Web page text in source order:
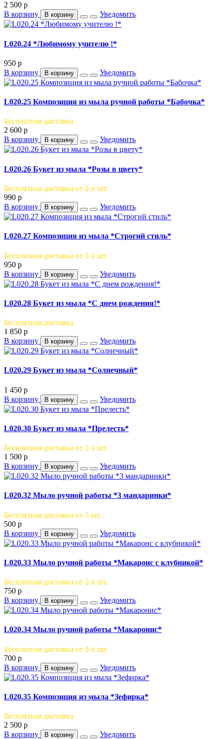
2 500 p
В корзину
В корзину Уведомить
L020.24 *Любимому учителю !*
950 p
В корзину
В корзину Уведомить
L020.25 Композиция из мыла ручной работы *Бабочка*
Бесплатная доставка
2 600 p
В корзину
В корзину Уведомить
L020.26 Букет из мыла *Розы в цвету*
Бесплатная доставка от 2-х шт.
990 p
В корзину
В корзину Уведомить
L020.27 Композиция из мыла *Строгий стиль*
Бесплатная доставка от 2-х шт.
950 p
В корзину
В корзину Уведомить
L020.28 Букет из мыла *С днем рождения!*
Бесплатная доставка
1 850 p
В корзину
В корзину Уведомить
L020.29 Букет из мыла *Солнечный*
1 450 p
В корзину
В корзину Уведомить
L020.30 Букет из мыла *Прелесть*
Бесплатная доставка от 2-х шт.
1 500 p
В корзину
В корзину Уведомить
L020.32 Мыло ручной работы *3 мандаринки*
Бесплатная доставка от 3 шт.
500 p
В корзину
В корзину Уведомить
L020.33 Мыло ручной работы *Макаронс с клубникой*
Бесплатная доставка от 2-х шт.
750 p
В корзину
В корзину Уведомить
L020.34 Мыло ручной работы *Макаронис*
Бесплатная доставка от 3-х шт.
700 p
В корзину
В корзину Уведомить
L020.35 Композиция из мыла *Зефирка*
Бесплатная доставка
2 500 p
В корзину
В корзину Уведомить